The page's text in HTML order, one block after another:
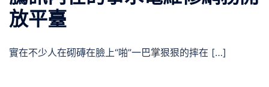
放平臺
實在不少人在砌磚在臉上“啪”一巴掌狠狠的摔在 […]